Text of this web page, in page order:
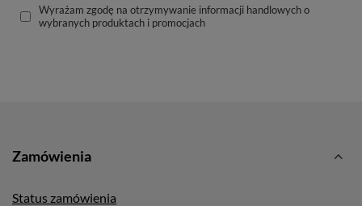
Wyrażam zgodę na otrzymywanie informacji handlowych o
wybranych produktach i promocjach
Zamówienia
Status zamówienia